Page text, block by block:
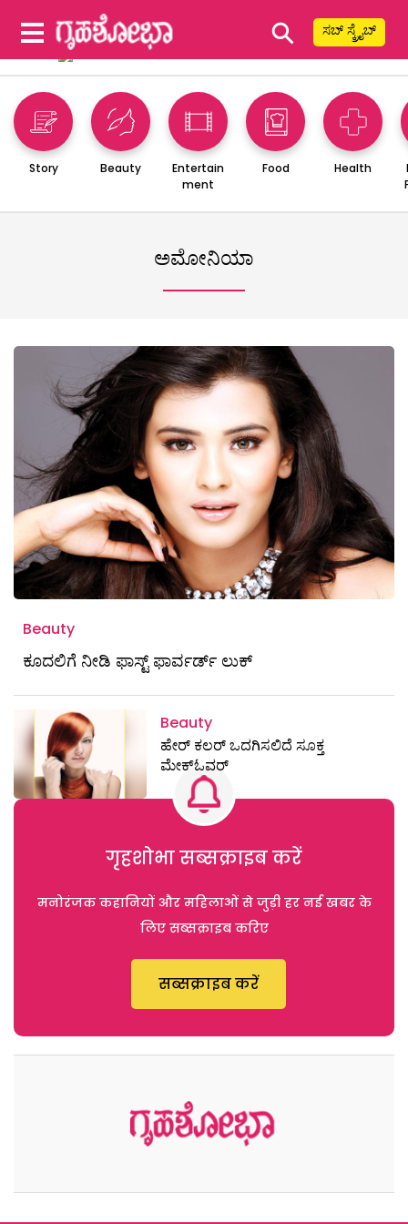
⚲ ಸಬ್ ಸ್ಕ್ರೈಬ್
Story Beauty
Entertain
ment
Food Health
ಅಮೋನಿಯಾ
Beauty
ಕೂದಲಿಗೆ ನೀಡಿ ಫಾಸ್ಟ್ ಫಾರ್ವರ್ಡ್ ಲುಕ್
Beauty
ಹೇರ್‌ ಕಲರ್‌ ಒದಗಿಸಲಿದೆ ಸೂಕ್ತ
ಮೇಕ್‌ಓವರ್‌
गृहशोभा सब्सक्राइब करें
मनोरंजक कहानियों और महिलाओं से जुड़ी हर नई खबर के
लिए सब्सक्राइब करिए
सब्सक्राइब करें